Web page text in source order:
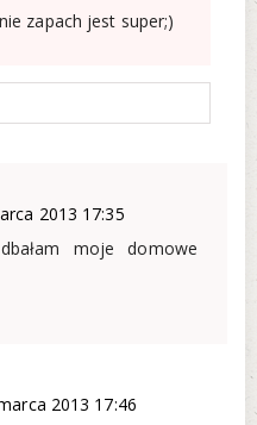
zapach jest super;)
2013 17:35
moje domowe
2013 17:46